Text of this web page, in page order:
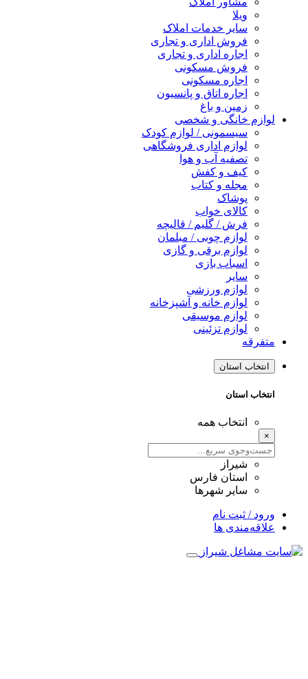
ویلا
سایر خدمات املاک
فروش اداری و تجاری
اجاره اداری و تجاری
فروش مسکونی
اجاره مسکونی
اجاره اتاق و پانسیون
زمین و باغ
لوازم خانگی و شخصی
سیسمونی / لوازم کودک
لوازم اداری فروشگاهی
تصفیه آب و هوا
کیف و کفش
مجله و کتاب
پوشاک
کالای خواب
فرش / گلیم / قالیچه
لوازم چوبی / مبلمان
لوازم برقی و گازی
اسباب بازی
سایر
لوازم ورزشی
لوازم خانه و آشپزخانه
لوازم موسیقی
لوازم تزئینی
متفرقه
انتخاب استان
انتخاب استان
انتخاب همه
×
شیراز
استان فارس
سایر شهرها
ورود / ثبت نام
علاقه‌مندی ها